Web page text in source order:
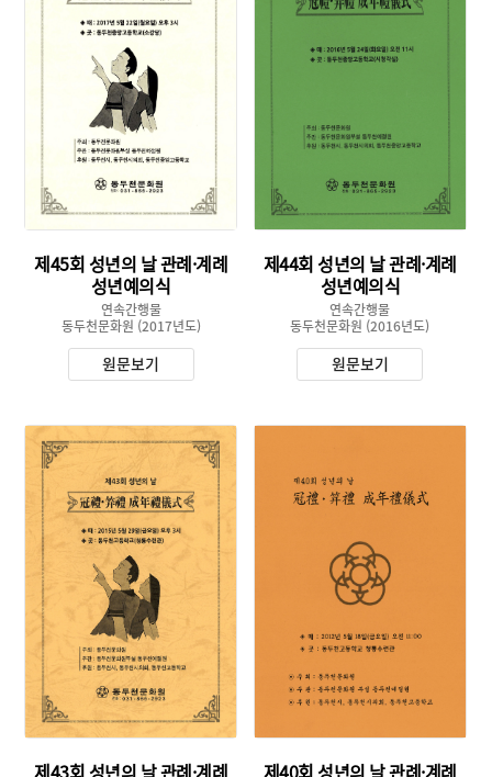
유형 :
제45회 성년의 날 관례·계례
성년예의식
연속간행물
동두천문화원 (2017년도)
원문보기
유형 :
제44회 성년의 날 관례·계례
성년예의식
연속간행물
동두천문화원 (2016년도)
원문보기
유형 :
발행 :
생산 :
소장 :